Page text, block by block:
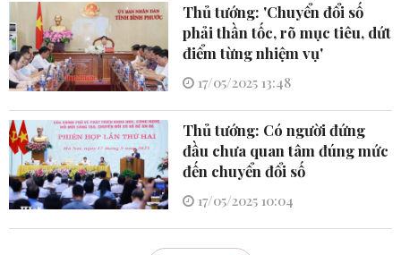
Thủ tướng: 'Chuyển đổi số
phải thần tốc, rõ mục tiêu, dứt
điểm từng nhiệm vụ'
17/05/2025 13:48
Thủ tướng: Có người đứng
đầu chưa quan tâm đúng mức
đến chuyển đổi số
17/05/2025 10:04